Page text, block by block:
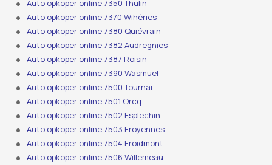
Auto opkoper online 7350 Thulin
Auto opkoper online 7370 Wihéries
Auto opkoper online 7380 Quiévrain
Auto opkoper online 7382 Audregnies
Auto opkoper online 7387 Roisin
Auto opkoper online 7390 Wasmuel
Auto opkoper online 7500 Tournai
Auto opkoper online 7501 Orcq
Auto opkoper online 7502 Esplechin
Auto opkoper online 7503 Froyennes
Auto opkoper online 7504 Froidmont
Auto opkoper online 7506 Willemeau